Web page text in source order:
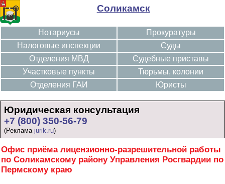
Соликамск
Нотариусы
Налоговые инспекции
Отделения МВД
Участковые пункты
Отделения ГАИ
Прокуратуры
Суды
Судебные приставы
Тюрьмы, колонии
Юристы
Юридическая консультация
+7 (800) 350-56-79
(Реклама jurik.ru)
Офис приёма лицензионно-разрешительной работы
по Соликамскому району Управления Росгвардии по
Пермскому краю